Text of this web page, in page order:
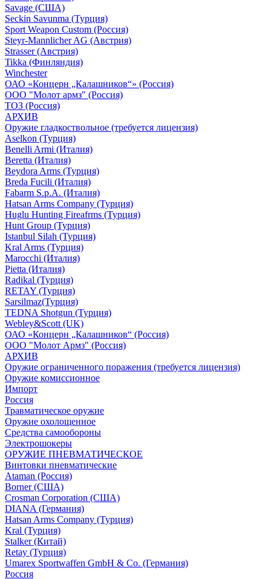
Savage (США)
Seckin Savunma (Турция)
Sport Weapon Custom (Россия)
Steyr-Mannlicher AG (Австрия)
Strasser (Австрия)
Tikka (Финляндия)
Winchester
ОАО «Концерн „Калашников“» (Россия)
ООО "Молот армз" (Россия)
ТОЗ (Россия)
АРХИВ
Оружие гладкоствольное (требуется лицензия)
Aselkon (Турция)
Benelli Armi (Италия)
Beretta (Италия)
Beydora Arms (Турция)
Breda Fucili (Италия)
Fabarm S.p.A. (Италия)
Hatsan Arms Company (Турция)
Huglu Hunting Fireafrms (Турция)
Hunt Group (Турция)
Istanbul Silah (Турция)
Kral Arms (Турция)
Marocchi (Италия)
Pietta (Италия)
Radikal (Турция)
RETAY (Турция)
Sarsilmaz(Турция)
TEDNA Shotgun (Турция)
Webley&Scott (UK)
ОАО «Концерн „Калашников“ (Россия)
ООО "Молот Армз" (Россия)
АРХИВ
Оружие ограниченного поражения (требуется лицензия)
Оружие комиссионное
Импорт
Россия
Травматическое оружие
Оружие охолощенное
Средства самообороны
Электрошокеры
ОРУЖИЕ ПНЕВМАТИЧЕСКОЕ
Винтовки пневматические
Ataman (Россия)
Borner (США)
Crosman Corporation (США)
DIANA (Германия)
Hatsan Arms Company (Турция)
Kral (Турция)
Stalker (Китай)
Retay (Турция)
Umarex Sportwaffen GmbH & Co. (Германия)
Россия